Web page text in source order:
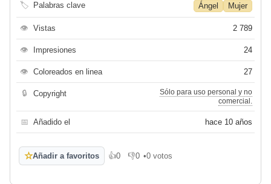
🏷 Palabras clave Ángel Mujer
👁 Vistas 2 789
👁 Impresiones 24
👁 Coloreados en linea 27
🔒 Copyright
Sólo para uso personal y no
comercial.
📅 Añadido el hace 10 años
☆Añadir a favoritos 👍0
Me gusta
👎0
No me gusta
•0 votos